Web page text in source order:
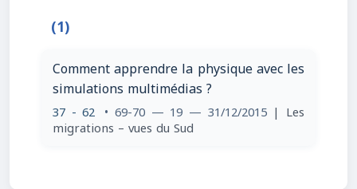
(1)
Comment apprendre la physique avec les
simulations multimédias ?
37 - 62 • 69-70 — 19 — 31/12/2015 | Les
migrations – vues du Sud